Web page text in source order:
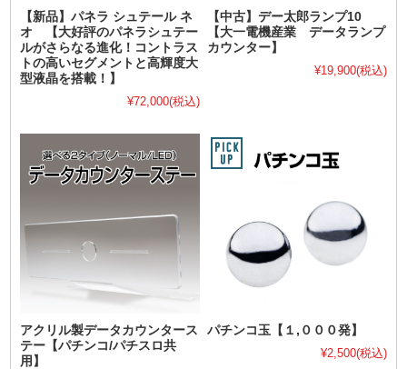
【新品】パネラ シュテール ネ
オ 【大好評のパネラシュテー
ルがさらなる進化！コントラス
トの高いセグメントと高輝度大
型液晶を搭載！】
¥72,000(税込)
【中古】デー太郎ランプ10
【大一電機産業 データランプ
カウンター】
¥19,900(税込)
アクリル製データカウンタース
テー【パチンコ/パチスロ共
用】
パチンコ玉【１,０００発】
¥2,500(税込)